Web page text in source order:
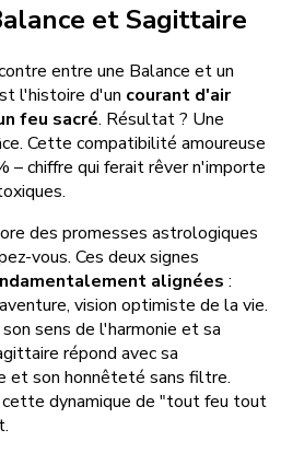
et Sagittaire
entre une Balance et un
l'histoire d'un courant d'air
feu sacré. Résultat ? Une
Cette compatibilité amoureuse
chiffre qui ferait rêver n'importe
des promesses astrologiques
vous. Ces deux signes
alignées :
vision optimiste de la vie.
sens de l'harmonie et sa
répond avec sa
et son honnêteté sans filtre.
dynamique de "tout feu tout